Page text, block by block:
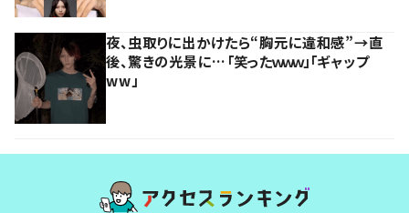
夜、虫取りに出かけたら“胸元に違和感”→直
後、驚きの光景に…「笑ったｗｗｗ」「ギャップ
ww」